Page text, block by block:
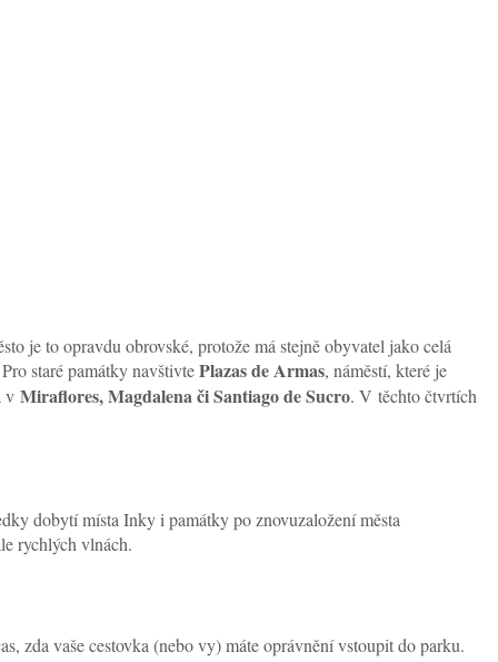
je to opravdu obrovské, protože má stejně obyvatel jako celá
staré památky navštivtePlazas de Armas, náměstí, které je
v Miraflores, Magdalena či Santiago de Sucro. V těchto čtvrtích
dobytí místa Inky i památky po znovuzaložení města
rychlých vlnách.
zda vaše cestovka (nebo vy) máte oprávnění vstoupit do parku.